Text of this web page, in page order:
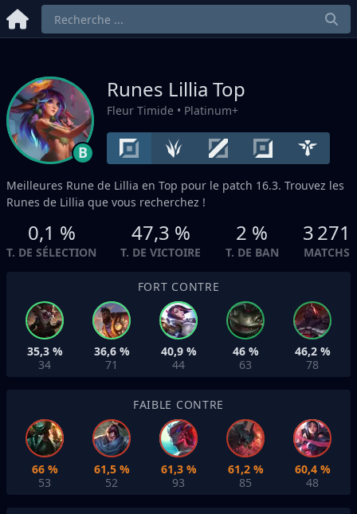
B
Runes Lillia Top
Fleur Timide • Platinum+
Meilleures Rune de Lillia en Top pour le patch 16.3. Trouvez les
Runes de Lillia que vous recherchez !
0,1 %
T. DE SÉLECTION
47,3 %
T. DE VICTOIRE
2 %
T. DE BAN
3 271
MATCHS
FORT CONTRE
35,3 %
34
36,6 %
71
40,9 %
44
46 %
63
46,2 %
78
FAIBLE CONTRE
66 %
53
61,5 %
52
61,3 %
93
61,2 %
85
60,4 %
48